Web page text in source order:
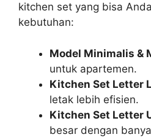
kitchen set yang bisa
kebutuhan:
Model Minimalis &
untuk apartemen.
Kitchen Set Letter L
letak lebih efisien.
Kitchen Set Letter
besar dengan